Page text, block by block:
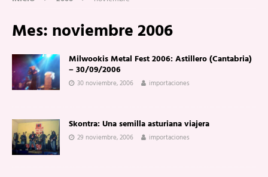
Mes: noviembre 2006
Milwookis Metal Fest 2006: Astillero (Cantabria)
– 30/09/2006
30 noviembre, 2006 importaciones
Skontra: Una semilla asturiana viajera
29 noviembre, 2006 importaciones